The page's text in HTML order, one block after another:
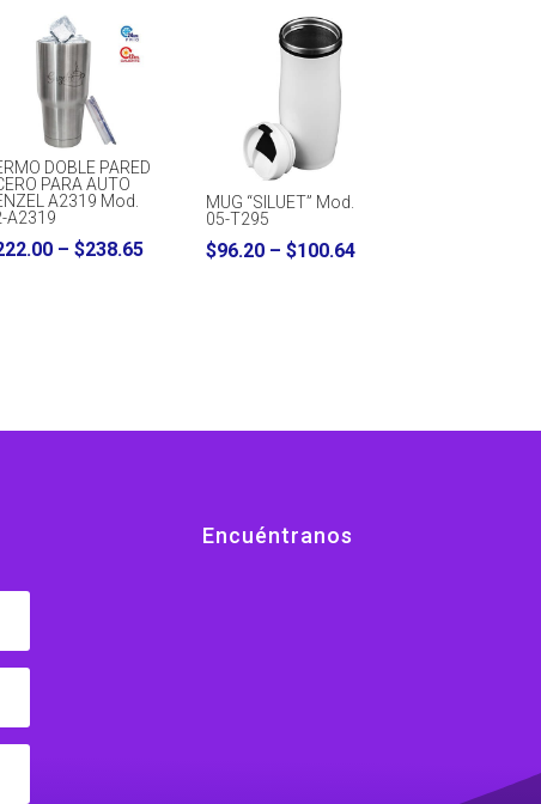
DOBLE PARED
PARA AUTO
A2319 Mod.
A2319
– $238.65Price
MUG “SILUET” Mod.
05-T295
$96.20 – $100.64Price
Encuéntranos